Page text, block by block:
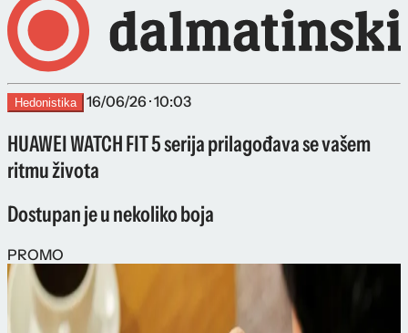
Hedonistika 16/06/26 · 10:03
HUAWEI WATCH FIT 5 serija prilagođava se vašem
ritmu života
Dostupan je u nekoliko boja
PROMO